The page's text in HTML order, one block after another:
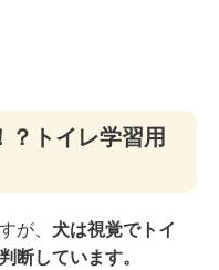
？トイレ学習用
が、 犬は視覚でトイ
断しています。